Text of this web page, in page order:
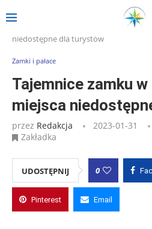
Strona główna
Tajemnice
niedostępne dla turystów
Zamki i pałace
Tajemnice zamku
miejsca
przez Redakcja 2023-01-31
Zakładka
UDOSTĘPNIJ 0
Pinterest Email